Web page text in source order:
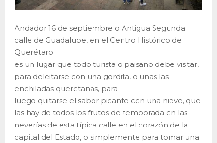
Andador 16 de septiembre o Antigua Segunda
calle de Guadalupe, en el Centro Histórico de
Querétaro
es un lugar que todo turista o paisano debe visitar,
para deleitarse con una gordita, o unas las
enchiladas queretanas, para
luego quitarse el sabor picante con una nieve, que
las hay de todos los frutos de temporada en las
neverías de esta típica calle en el corazón de la
capital del Estado, o simplemente para tomar una